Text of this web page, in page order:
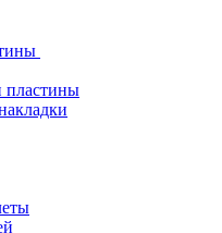
пластины